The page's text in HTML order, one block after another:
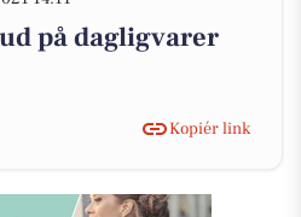
på dagligvarer
Kopiér link